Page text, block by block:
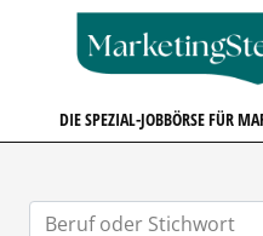
DIE SPEZIAL-JOBBÖRSE FÜR